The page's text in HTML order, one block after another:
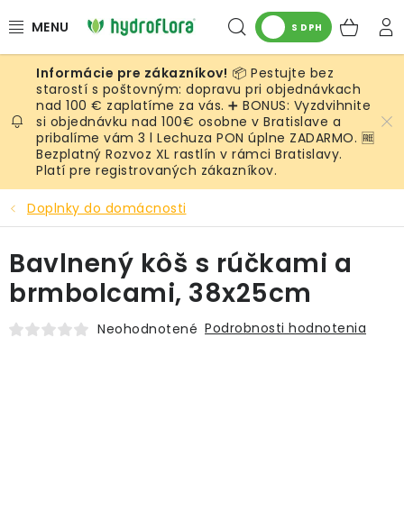
na
Hľadať
S DPH
RASTLINY
UMELÉ RASTLINY
KVETINÁČE
SUBSTRÁTY A PRÍSLUŠENSTVO
SERVIS INTERIÉROVEJ ZELENE
📦 Pestujte bez
starostí s poštovným: dopravu pri objednávkach
nad 100 € zaplatíme za vás. ➕ BONUS: Vyzdvihnite
si objednávku nad 100€ osobne v Bratislave a
pribalíme vám 3 l Lechuza PON úplne ZADARMO. 🆓
Bezplatný Rozvoz XL rastlín v rámci Bratislavy.
Platí pre registrovaných zákazníkov.
Doplnky do domácnosti
Bavlnený kôš s rúčkami a
brmbolcami, 38x25cm
Neohodnotené Podrobnosti hodnotenia